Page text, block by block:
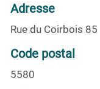
Adresse
Rue du Coirbois 85
Code postal
5580